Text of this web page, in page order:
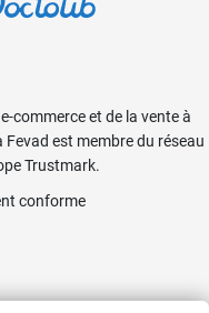
commerce et de la vente à
est membre du réseau
Trustmark.
conforme